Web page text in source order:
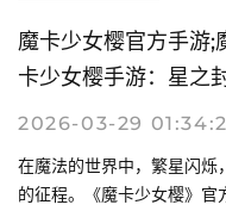
魔卡少女樱官方手游;
卡少女樱手游：星之
2026-03-29
在魔法的世界中，繁星闪烁
的征程。《魔卡少女樱》